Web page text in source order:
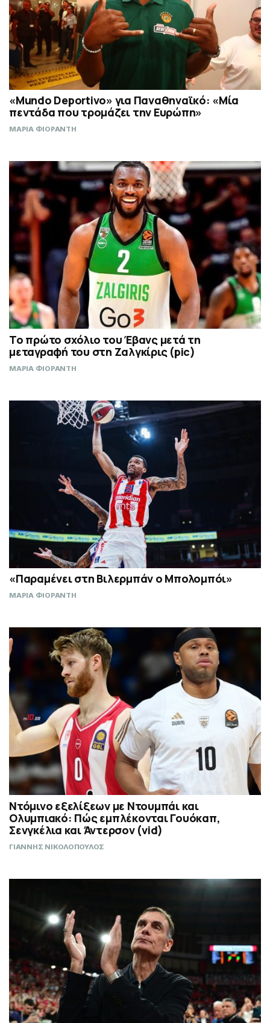
«Mundo Deportivo» για Παναθηναϊκό: «Μία
πεντάδα που τρομάζει την Ευρώπη»
ΜΑΡΙΑ ΦΙΟΡΑΝΤΗ
Το πρώτο σχόλιο του Έβανς μετά τη
μεταγραφή του στη Ζαλγκίρις (pic)
ΜΑΡΙΑ ΦΙΟΡΑΝΤΗ
«Παραμένει στη Βιλερμπάν ο Μπολομπόι»
ΜΑΡΙΑ ΦΙΟΡΑΝΤΗ
Ντόμινο εξελίξεων με Ντουμπάι και
Ολυμπιακό: Πώς εμπλέκονται Γουόκαπ,
Σενγκέλια και Άντερσον (vid)
ΓΙΑΝΝΗΣ ΝΙΚΟΛΟΠΟΥΛΟΣ